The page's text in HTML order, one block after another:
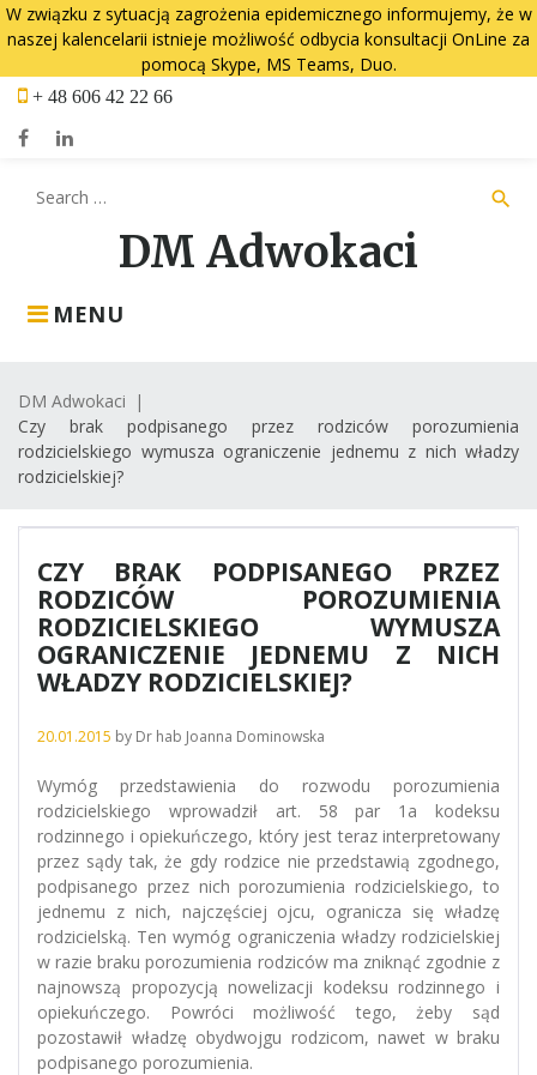
W związku z sytuacją zagrożenia epidemicznego informujemy, że w
naszej kalencelarii istnieje możliwość odbycia konsultacji OnLine za
pomocą Skype, MS Teams, Duo.
Skip
content
+ 48 606 42 22 66
DM Adwokaci
MENU
Search
search
DM Adwokaci
|
Czy brak podpisanego przez rodziców porozumienia
rodzicielskiego wymusza ograniczenie jednemu z nich władzy
rodzicielskiej?
CZY BRAK PODPISANEGO PRZEZ
RODZICÓW POROZUMIENIA
RODZICIELSKIEGO WYMUSZA
OGRANICZENIE JEDNEMU Z NICH
WŁADZY RODZICIELSKIEJ?
20.01.2015 by Dr hab Joanna Dominowska
Wymóg przedstawienia do rozwodu porozumienia
rodzicielskiego wprowadził art. 58 par 1a kodeksu
rodzinnego i opiekuńczego, który jest teraz interpretowany
przez sądy tak, że gdy rodzice nie przedstawią zgodnego,
podpisanego przez nich porozumienia rodzicielskiego, to
jednemu z nich, najczęściej ojcu, ogranicza się władzę
rodzicielską. Ten wymóg ograniczenia władzy rodzicielskiej
w razie braku porozumienia rodziców ma zniknąć zgodnie z
najnowszą propozycją nowelizacji kodeksu rodzinnego i
opiekuńczego. Powróci możliwość tego, żeby sąd
pozostawił władzę obydwojgu rodzicom, nawet w braku
podpisanego porozumienia.